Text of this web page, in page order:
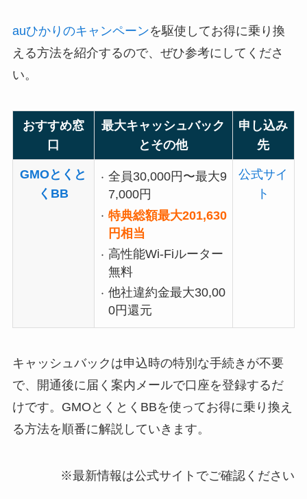
auひかりのキャンペーンを駆使してお得に乗り換
える方法を紹介するので、ぜひ参考にしてくださ
い。
おすすめ窓
口
最大キャッシュバック
とその他
申し込み
先
GMOとくと
くBB
全員30,000円〜最大9
7,000円
特典総額最大201,630
円相当
高性能Wi-Fiルーター
無料
他社違約金最大30,00
0円還元
公式サイ
ト
キャッシュバックは申込時の特別な手続きが不要
で、開通後に届く案内メールで口座を登録するだ
けです。GMOとくとくBBを使ってお得に乗り換え
る方法を順番に解説していきます。
※最新情報は公式サイトでご確認ください